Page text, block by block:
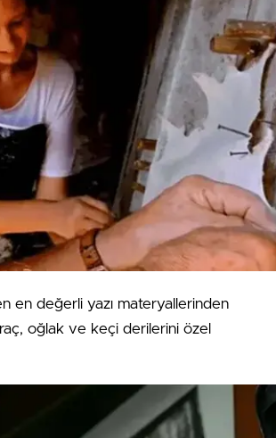
en değerli yazı materyallerinden
oğlak ve keçi derilerini özel